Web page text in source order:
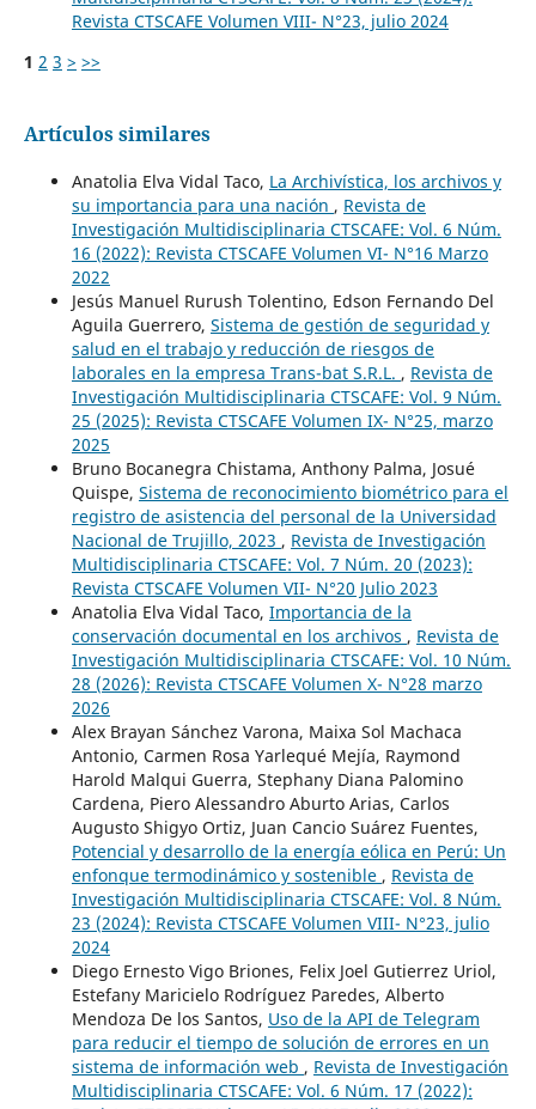
Revista CTSCAFE Volumen VIII- N°23, julio 2024
1 2 3 > >>
Artículos similares
Anatolia Elva Vidal Taco, La Archivística, los archivos y
su importancia para una nación , Revista de
Investigación Multidisciplinaria CTSCAFE: Vol. 6 Núm.
16 (2022): Revista CTSCAFE Volumen VI- N°16 Marzo
2022
Jesús Manuel Rurush Tolentino, Edson Fernando Del
Aguila Guerrero, Sistema de gestión de seguridad y
salud en el trabajo y reducción de riesgos de
laborales en la empresa Trans-bat S.R.L. , Revista de
Investigación Multidisciplinaria CTSCAFE: Vol. 9 Núm.
25 (2025): Revista CTSCAFE Volumen IX- N°25, marzo
2025
Bruno Bocanegra Chistama, Anthony Palma, Josué
Quispe, Sistema de reconocimiento biométrico para el
registro de asistencia del personal de la Universidad
Nacional de Trujillo, 2023 , Revista de Investigación
Multidisciplinaria CTSCAFE: Vol. 7 Núm. 20 (2023):
Revista CTSCAFE Volumen VII- N°20 Julio 2023
Anatolia Elva Vidal Taco, Importancia de la
conservación documental en los archivos , Revista de
Investigación Multidisciplinaria CTSCAFE: Vol. 10 Núm.
28 (2026): Revista CTSCAFE Volumen X- N°28 marzo
2026
Alex Brayan Sánchez Varona, Maixa Sol Machaca
Antonio, Carmen Rosa Yarlequé Mejía, Raymond
Harold Malqui Guerra, Stephany Diana Palomino
Cardena, Piero Alessandro Aburto Arias, Carlos
Augusto Shigyo Ortiz, Juan Cancio Suárez Fuentes,
Potencial y desarrollo de la energía eólica en Perú: Un
enfonque termodinámico y sostenible , Revista de
Investigación Multidisciplinaria CTSCAFE: Vol. 8 Núm.
23 (2024): Revista CTSCAFE Volumen VIII- N°23, julio
2024
Diego Ernesto Vigo Briones, Felix Joel Gutierrez Uriol,
Estefany Maricielo Rodríguez Paredes, Alberto
Mendoza De los Santos, Uso de la API de Telegram
para reducir el tiempo de solución de errores en un
sistema de información web , Revista de Investigación
Multidisciplinaria CTSCAFE: Vol. 6 Núm. 17 (2022):